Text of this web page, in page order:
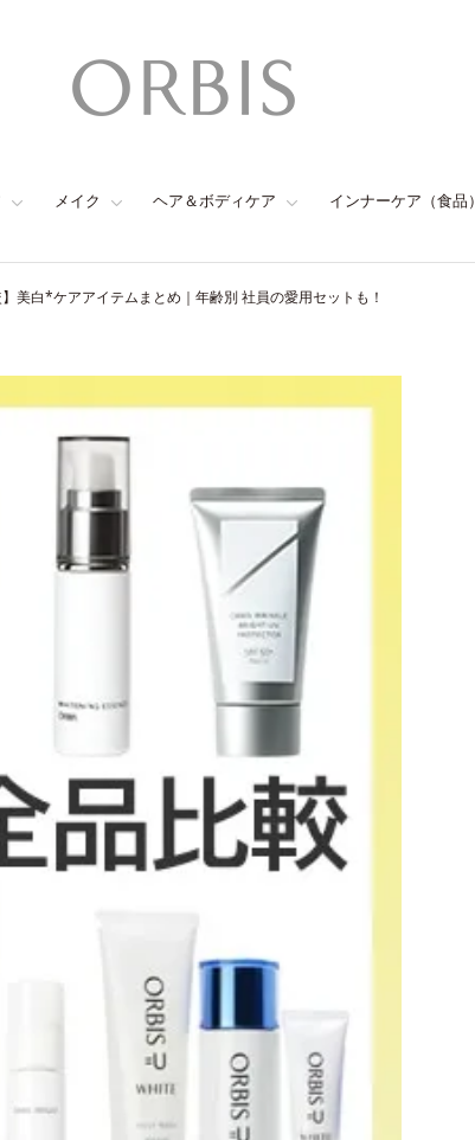
メイク ヘア＆ボディケア インナーケア（食品）
】美白*ケアアイテムまとめ｜年齢別 社員の愛用セットも！